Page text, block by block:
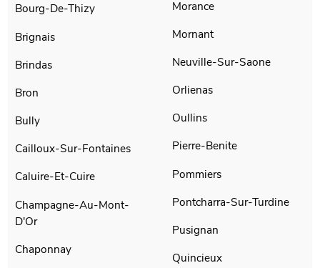
Bourg-De-Thizy
Brignais
Brindas
Bron
Bully
Cailloux-Sur-Fontaines
Caluire-Et-Cuire
Champagne-Au-Mont-
D'Or
Chaponnay
Morance
Mornant
Neuville-Sur-Saone
Orlienas
Oullins
Pierre-Benite
Pommiers
Pontcharra-Sur-Turdine
Pusignan
Quincieux